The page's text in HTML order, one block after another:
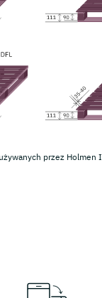
przez Holmen